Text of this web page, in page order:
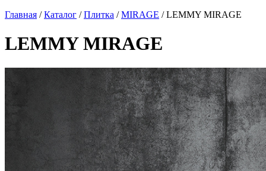
Главная /Каталог /Плитка /MIRAGE /LEMMY MIRAGE
LEMMY MIRAGE